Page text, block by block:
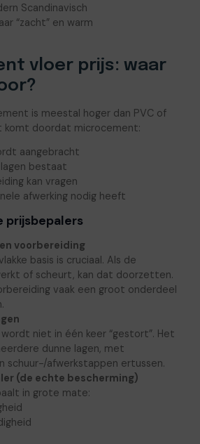
Scandinavisch
“zacht” en warm
vloer prijs: waar
is meestal hoger dan PVC of
komt doordat microcement:
aangebracht
bestaat
kan vragen
afwerking nodig heeft
prijsbepalers
voorbereiding
basis is cruciaal. Als de
of scheurt, kan dat doorzetten.
vaak een groot onderdeel
niet in één keer “gestort”. Het
dunne lagen, met
schuur-/afwerkstappen ertussen.
(de echte bescherming)
in grote mate: